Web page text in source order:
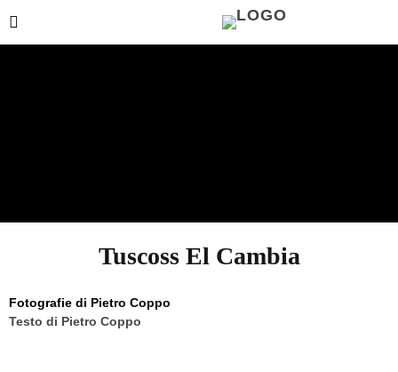
Tuscoss El Cambia
Fotografie di Pietro Coppo
Testo di Pietro Coppo